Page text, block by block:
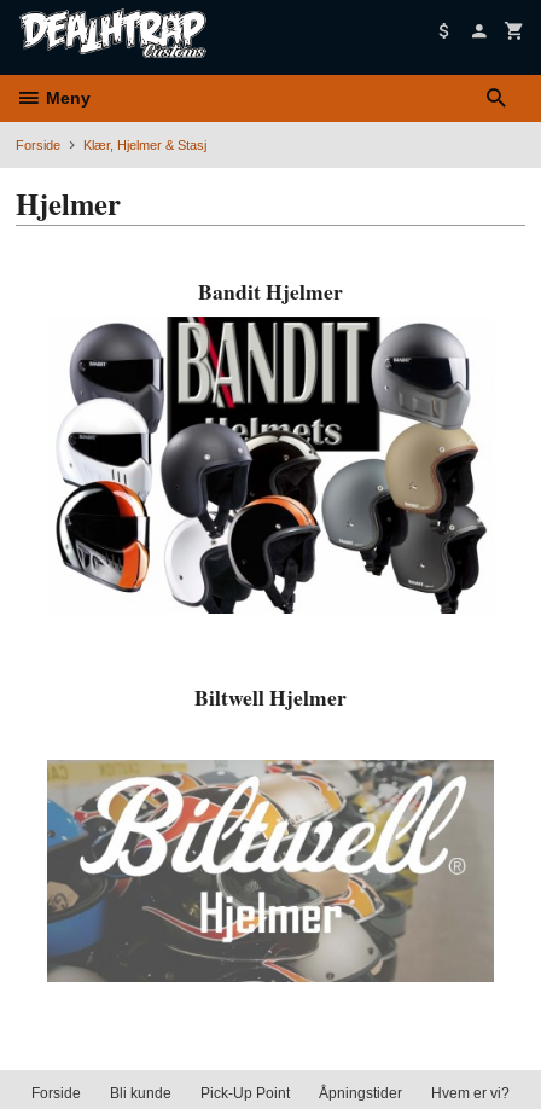
Meny
Forside Klær, Hjelmer & Stasj
Hjelmer
Bandit Hjelmer
Biltwell Hjelmer
Forside Bli kunde Pick-Up Point Åpningstider Hvem er vi?